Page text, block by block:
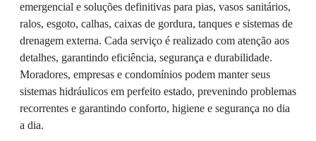
emergencial e soluções definitivas para pias, vasos sanitários,
ralos, esgoto, calhas, caixas de gordura, tanques e sistemas de
drenagem externa. Cada serviço é realizado com atenção aos
detalhes, garantindo eficiência, segurança e durabilidade.
Moradores, empresas e condomínios podem manter seus
sistemas hidráulicos em perfeito estado, prevenindo problemas
recorrentes e garantindo conforto, higiene e segurança no dia
a dia.